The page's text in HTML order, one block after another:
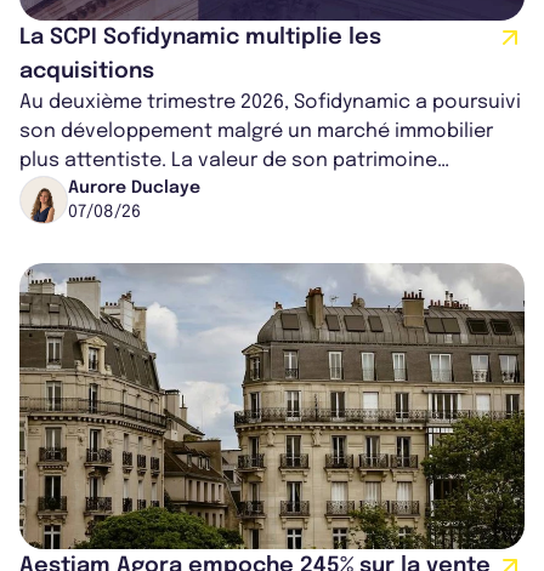
La SCPI Sofidynamic multiplie les
acquisitions
Au deuxième trimestre 2026, Sofidynamic a poursuivi
son développement malgré un marché immobilier
plus attentiste. La valeur de son patrimoine
progresse de 3,8% à périmètre constan...
Aurore Duclaye
07/08/26
Aestiam Agora empoche 245% sur la vente